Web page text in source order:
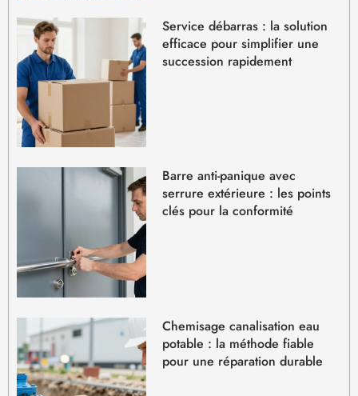
Service débarras : la solution
efficace pour simplifier une
succession rapidement
Barre anti-panique avec
serrure extérieure : les points
clés pour la conformité
Chemisage canalisation eau
potable : la méthode fiable
pour une réparation durable